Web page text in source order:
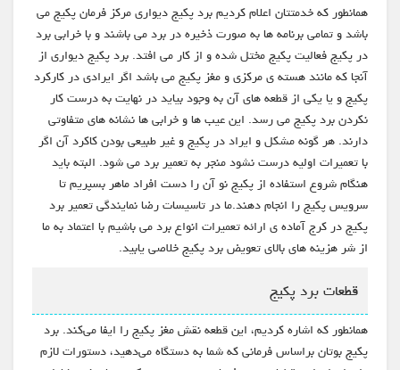
همانطور که خدمتتان اعلام کردیم برد پکیج دیواری مرکز فرمان پکیج می
باشد و تمامی برنامه ها به صورت ذخیره در برد می باشند و با خرابی برد
در پکیج فعالیت پکیج مختل شده و از کار می افتد. برد پکیج دیواری از
آنجا که مانند هسته ی مرکزی و مغز پکیج می باشد اگر ایرادی در کارکرد
پکیج و یا یکی از قطعه های آن به وجود بیاید در نهایت به درست کار
نکردن برد پکیج می رسد. این عیب ها و خرابی ها نشانه های متفاوتی
دارند. هر گونه مشکل و ایراد در پکیج و غیر طبیعی بودن کاکرد آن اگر
با تعمیرات اولیه درست نشود منجر به تعمیر برد می شود. البته باید
هنگام شروع استفاده از پکیج نو آن را دست افراد ماهر بسپریم تا
سرویس پکیج را انجام دهند.ما در تاسیسات رضا نمایندگی تعمیر برد
پکیج در کرج آماده ی ارائه تعمیرات انواع برد می باشیم با اعتماد به ما
از شر هزینه های بالای تعویض برد پکیج خلاصی یابید.
قطعات برد پکیج
همانطور که اشاره کردیم، این قطعه نقش مغز پکیج را ایفا می‌کند. برد
پکیج بوتان براساس فرمانی که شما به دستگاه می‌دهید، دستورات لازم